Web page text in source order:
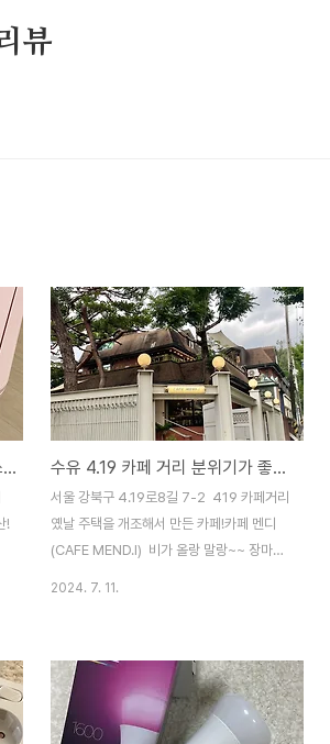
뷰
자동으로 뚜껑이 열리는 스마트 쓰레기통! : 한일 더블 센서 쓰레기통
!
수유 4.19 카페 거리 분위기가 좋은 카페추천! : 카페 멘디 (cafe mend.i)
서울 강북구 4.19로8길 7-2 419 카페거리
옜날 주택을 개조해서 만든 카페!카페 멘디
(CAFE MEND.I) 비가 올랑 말랑~~ 장마철
이블이 있어서 날씨 좋은날에 앉아있으면 좋
을듯 싶었다!하지만 이 날은 비가 오락가락
했기에 우리는 안으로 들어갔다! 요렇게 계
2024. 7. 11.